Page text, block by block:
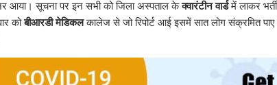
आया। सूचना पर इन सभी को जिला अस्पताल केक्वारंटीन वार्डमें लाकर
कोबीआरडी मेडिकलकालेज से जो रिपोर्ट आई इसमें सात लोग संक्रमित